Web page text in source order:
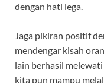
dengan hati lega.
Jaga pikiran positif
mendengar kisah
lain berhasil
kita pun mampu